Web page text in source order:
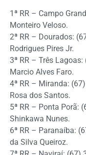
1ª RR – Campo
Monteiro Veloso.
2ª RR – Dourados:
Rodrigues Pires Jr.
3ª RR – Três
Marcio Alves Faro.
4ª RR – Miranda:
Rosa dos Santos.
5ª RR – Ponta Porã:
Shinkawa Nunes.
6ª RR – Paranaíba:
da Silva Queiroz.